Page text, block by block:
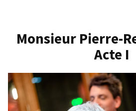
Monsieur Pierre-
Acte I